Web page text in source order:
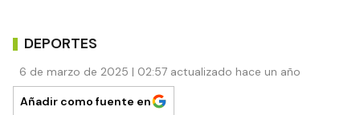
DEPORTES
6 de marzo de 2025 | 02:57 actualizado hace un año
Añadir como fuente en